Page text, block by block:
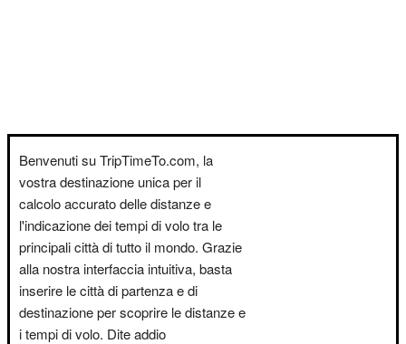
Benvenuti su TripTimeTo.com, la
vostra destinazione unica per il
calcolo accurato delle distanze e
l'indicazione dei tempi di volo tra le
principali città di tutto il mondo. Grazie
alla nostra interfaccia intuitiva, basta
inserire le città di partenza e di
destinazione per scoprire le distanze e
i tempi di volo. Dite addio